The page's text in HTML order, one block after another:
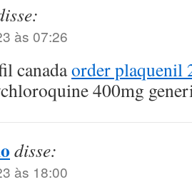
às 07:26
canadaorder plaquenil
400mg
disse:
às 18:00